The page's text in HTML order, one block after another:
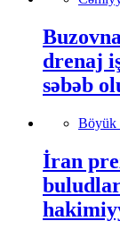
drenaj
səbəb
Böyük
İran